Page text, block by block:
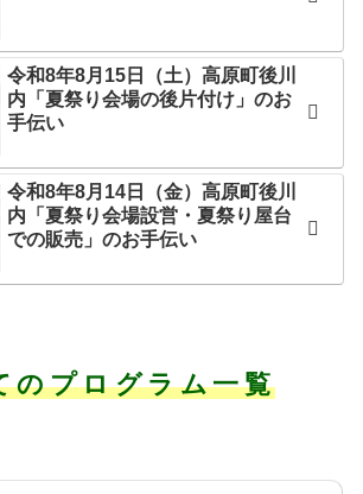
令和8年8月15日（土）高原町後川
内「夏祭り会場の後片付け」のお
手伝い
令和8年8月14日（金）高原町後川
内「夏祭り会場設営・夏祭り屋台
での販売」のお手伝い
のプログラム一覧